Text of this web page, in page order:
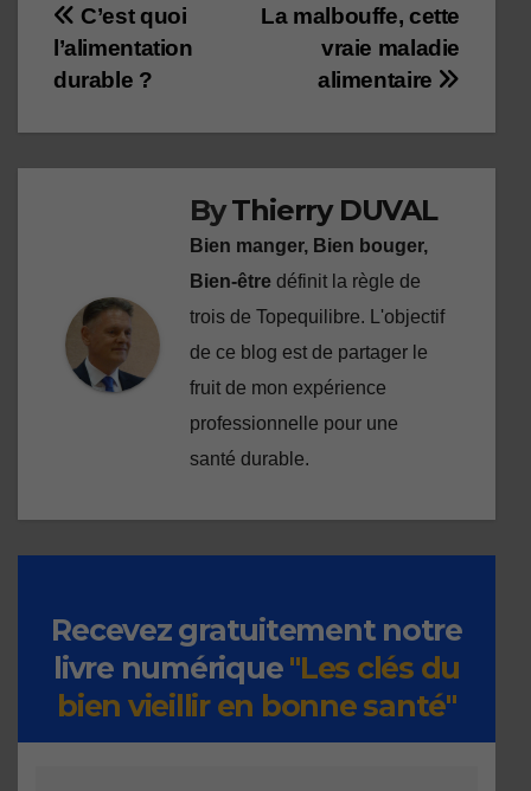
Navigation
de
l’article
La malbouffe, cette
vraie maladie
alimentaire
C’est quoi
l’alimentation
durable ?
ByThierry DUVAL
Bien manger, Bien bouger,
Bien-être définit la règle de
trois de Topequilibre. L'objectif
de ce blog est de partager le
fruit de mon expérience
professionnelle pour une
santé durable.
Recevez gratuitement notre
livre numérique "Les clés du
bien vieillir en bonne santé"